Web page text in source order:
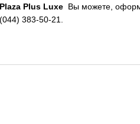
Plaza Plus Luxe Вы можете,
383-50-21.